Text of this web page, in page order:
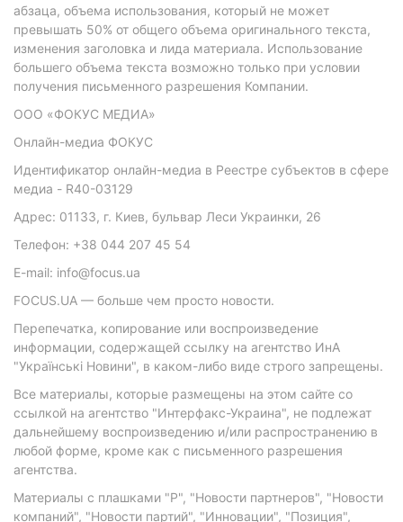
абзаца, объема использования, который не может
превышать 50% от общего объема оригинального текста,
изменения заголовка и лида материала. Использование
большего объема текста возможно только при условии
получения письменного разрешения Компании.
ООО «ФОКУС МЕДИА»
Онлайн-медиа ФОКУС
Идентификатор онлайн-медиа в Реестре субъектов в сфере
медиа - R40-03129
Адрес: 01133, г. Киев, бульвар Леси Украинки, 26
Телефон: +38 044 207 45 54
E-mail: info@focus.ua
FOCUS.UA — больше чем просто новости.
Перепечатка, копирование или воспроизведение
информации, содержащей ссылку на агентство ИнА
"Українські Новини", в каком-либо виде строго запрещены.
Все материалы, которые размещены на этом сайте со
ссылкой на агентство "Интерфакс-Украина", не подлежат
дальнейшему воспроизведению и/или распространению в
любой форме, кроме как с письменного разрешения
агентства.
Материалы с плашками "Р", "Новости партнеров", "Новости
компаний", "Новости партий", "Инновации", "Позиция",